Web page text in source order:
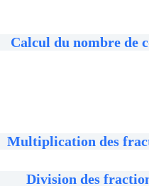
Calcul du nombre de
Multiplication des
Division des